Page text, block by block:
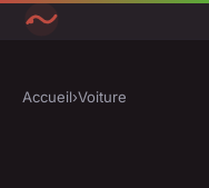
Accueil›Voiture